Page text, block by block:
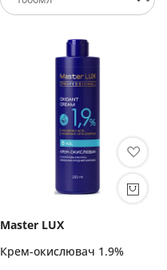
Master LUX
Крем-окислювач 1.9%